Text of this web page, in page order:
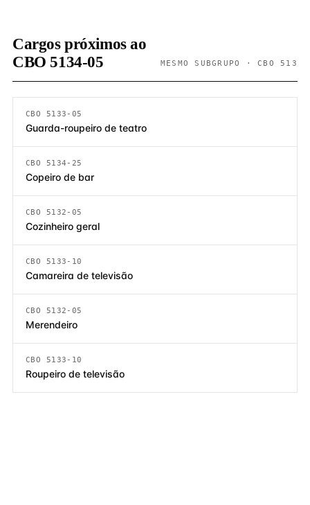
Cargos próximos ao
CBO 5134-05
MESMO SUBGRUPO · CBO 513
CBO 5133-05
Guarda-roupeiro de teatro
CBO 5134-25
Copeiro de bar
CBO 5132-05
Cozinheiro geral
CBO 5133-10
Camareira de televisão
CBO 5132-05
Merendeiro
CBO 5133-10
Roupeiro de televisão